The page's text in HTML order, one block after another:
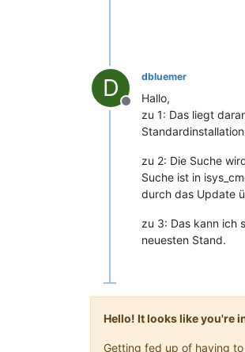
D
Offline
dbluemer
Hallo,
zu 1: Das liegt
zu 2: Die Suche
Suche ist in
durch das Update
zu 3: Das kann ich
neuesten Stand.
Hello! It looks like you're
Getting fed up of having